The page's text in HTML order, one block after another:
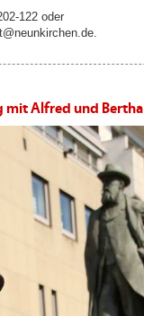
122 oder
mit Alfred und Bertha